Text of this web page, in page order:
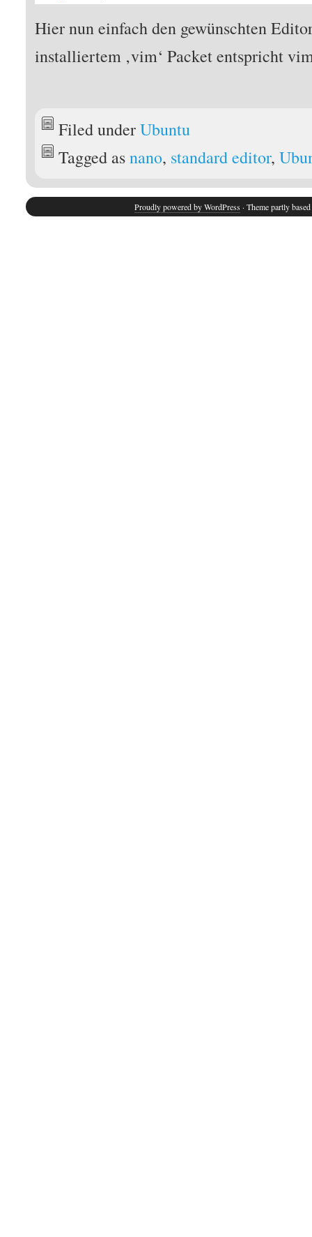
Hier nun einfach den gewünschten
installiertem ‚vim‘ Packet entspricht
Filed underUbuntu
Tagged asnano, standard editor,
Proudly powered by WordPress · Theme partly